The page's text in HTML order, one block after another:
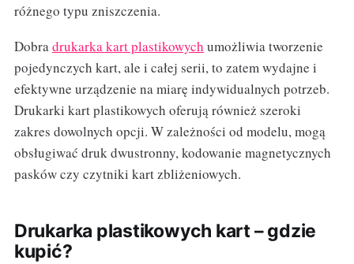
różnego typu zniszczenia.
Dobradrukarka kart plastikowych umożliwia tworzenie
pojedynczych kart, ale i całej serii, to zatem wydajne i
efektywne urządzenie na miarę indywidualnych potrzeb.
Drukarki kart plastikowych oferują również szeroki
zakres dowolnych opcji. W zależności od modelu, mogą
obsługiwać druk dwustronny, kodowanie magnetycznych
pasków czy czytniki kart zbliżeniowych.
Drukarka plastikowych kart – gdzie
kupić?